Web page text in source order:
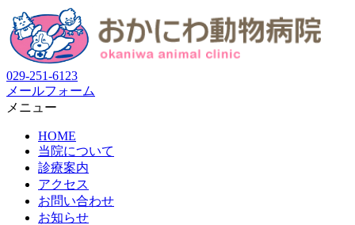
029-251-6123
メールフォーム
メニュー
HOME
当院について
診療案内
アクセス
お問い合わせ
お知らせ